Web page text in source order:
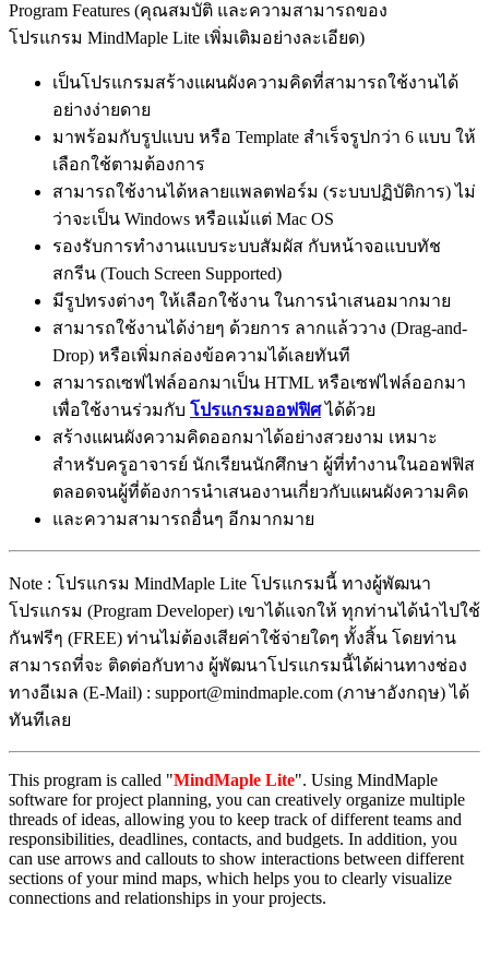
Program Features (คุณสมบัติ และความสามารถของ
โปรแกรม MindMaple Lite เพิ่มเติมอย่างละเอียด)
เป็นโปรแกรมสร้างแผนผังความคิดที่สามารถใช้งานได้
อย่างง่ายดาย
มาพร้อมกับรูปแบบ หรือ Template สำเร็จรูปกว่า 6 แบบ ให้
เลือกใช้ตามต้องการ
สามารถใช้งานได้หลายแพลตฟอร์ม (ระบบปฏิบัติการ) ไม่
ว่าจะเป็น Windows หรือแม้แต่ Mac OS
รองรับการทำงานแบบระบบสัมผัส กับหน้าจอแบบทัช
สกรีน (Touch Screen Supported)
มีรูปทรงต่างๆ ให้เลือกใช้งาน ในการนำเสนอมากมาย
สามารถใช้งานได้ง่ายๆ ด้วยการ ลากแล้ววาง (Drag-and-
Drop) หรือเพิ่มกล่องข้อความได้เลยทันที
สามารถเซฟไฟล์ออกมาเป็น HTML หรือเซฟไฟล์ออกมา
เพื่อใช้งานร่วมกับ โปรแกรมออฟฟิศได้ด้วย
สร้างแผนผังความคิดออกมาได้อย่างสวยงาม เหมาะ
สำหรับครูอาจารย์ นักเรียนนักศึกษา ผู้ที่ทำงานในออฟฟิส
ตลอดจนผู้ที่ต้องการนำเสนองานเกี่ยวกับแผนผังความคิด
และความสามารถอื่นๆ อีกมากมาย
Note : โปรแกรม MindMaple Lite โปรแกรมนี้ ทางผู้พัฒนา
โปรแกรม (Program Developer) เขาได้แจกให้ ทุกท่านได้นำไปใช้
กันฟรีๆ (FREE) ท่านไม่ต้องเสียค่าใช้จ่ายใดๆ ทั้งสิ้น โดยท่าน
สามารถที่จะ ติดต่อกับทาง ผู้พัฒนาโปรแกรมนี้ได้ผ่านทางช่อง
ทางอีเมล (E-Mail) : support@mindmaple.com (ภาษาอังกฤษ) ได้
ทันทีเลย
This program is called "MindMaple Lite". Using MindMaple
software for project planning, you can creatively organize multiple
threads of ideas, allowing you to keep track of different teams and
responsibilities, deadlines, contacts, and budgets. In addition, you
can use arrows and callouts to show interactions between different
sections of your mind maps, which helps you to clearly visualize
connections and relationships in your projects.